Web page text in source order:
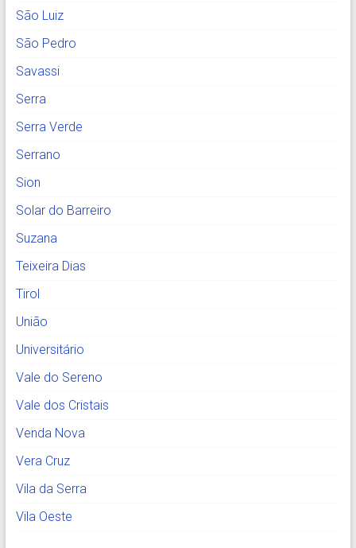
São Luiz
São Pedro
Savassi
Serra
Serra Verde
Serrano
Sion
Solar do Barreiro
Suzana
Teixeira Dias
Tirol
União
Universitário
Vale do Sereno
Vale dos Cristais
Venda Nova
Vera Cruz
Vila da Serra
Vila Oeste